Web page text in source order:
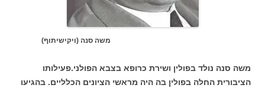
משה סנה (ויקישיתוף)
משה סנה נולד בפולין ושירת כרופא בצבא הפולני.פעילותו
הציבורית החלה בפולין בה היה מראשי הציונים הכלליים. בהגיעו